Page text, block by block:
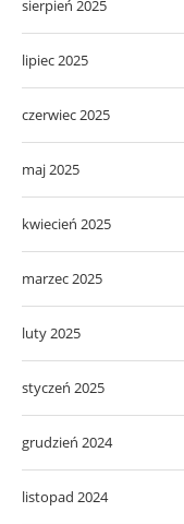
sierpień 2025
lipiec 2025
czerwiec 2025
maj 2025
kwiecień 2025
marzec 2025
luty 2025
styczeń 2025
grudzień 2024
listopad 2024